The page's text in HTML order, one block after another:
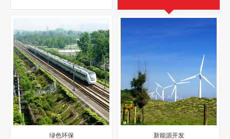
绿色环保 新能源开发